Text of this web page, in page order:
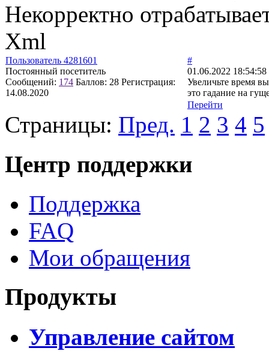
Некорректно
Xml
Пользователь 4281601
Постоянный посетитель
Сообщений: 174 Баллов: 28 Регистрация:
14.08.2020
#
01.06.2022 18:54:58
Увеличьте время
это гадание на
Перейти
Страницы: Пред. 1 2 3 4 5
Центр поддержки
Поддержка
FAQ
Мои обращения
Продукты
Управление сайтом